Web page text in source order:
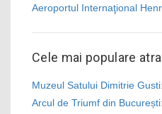
Aeroportul Internaţional
Cele mai populare
Muzeul Satului Dimitrie Gusti:
Arcul de Triumf din București: